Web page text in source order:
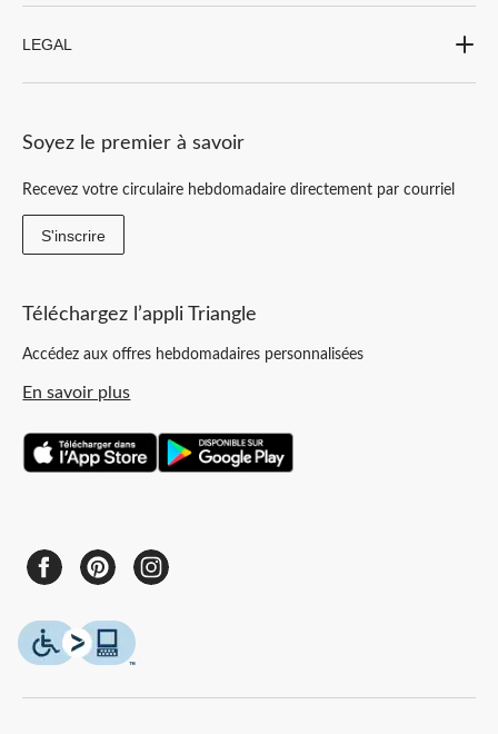
LEGAL
Soyez le premier à savoir
Recevez votre circulaire hebdomadaire directement par courriel
S'inscrire
Téléchargez l’appli Triangle
Accédez aux offres hebdomadaires personnalisées
En savoir plus